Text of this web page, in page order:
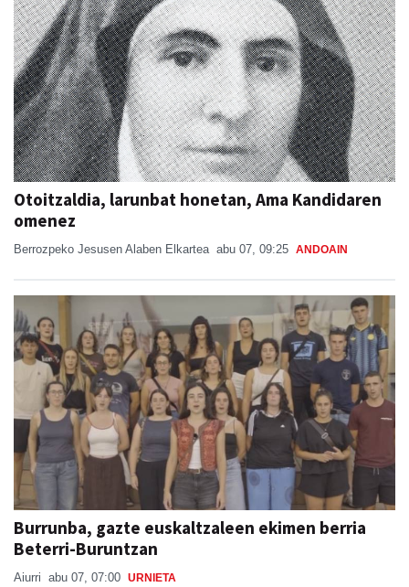
Otoitzaldia, larunbat honetan, Ama Kandidaren
omenez
Berrozpeko Jesusen Alaben Elkartea abu 07, 09:25 ANDOAIN
Burrunba, gazte euskaltzaleen ekimen berria
Beterri-Buruntzan
Aiurri abu 07, 07:00 URNIETA